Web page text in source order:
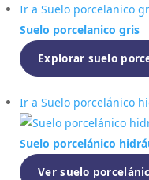
Ir a Suelo porcelanico
Suelo porcelanico gris
Explorar suelo
Ir a Suelo porcelánico
Suelo porcelánico
Ver suelo